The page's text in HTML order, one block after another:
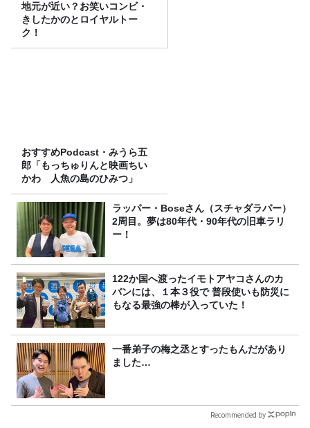
地元が近い？お笑いコンビ・
きしたかのとロイヤルトー
ク！
おすすめPodcast・みうら五
郎「もっちゅりんと映画ちい
かわ 人魚の島のひみつ」
ラッパー・Boseさん（スチャダラパー）
2周目。夢は80年代・90年代の旧車ラリ
ー！
122か国へ渡ったイモトアヤコさんのカ
バンには、１本３役で 普段使いも防災に
もなる最強の棒が入っていた！
一番弟子の梅之丞とすったもんだがあり
ました…
Recommended by